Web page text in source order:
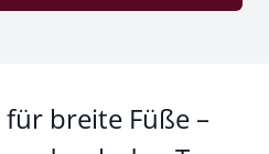
breite Füße –